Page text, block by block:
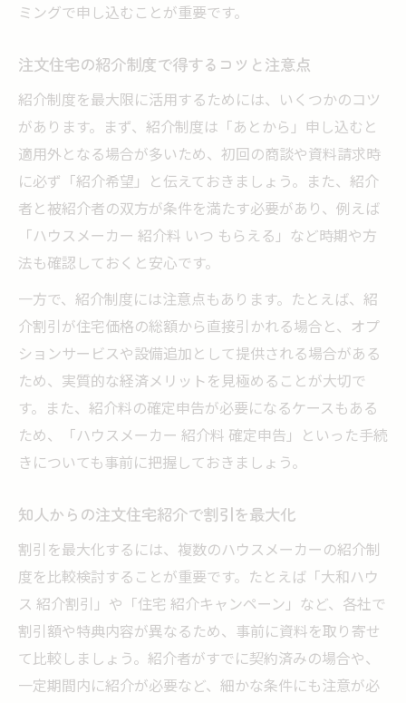
紹介制度が注文住宅購入に与える影響と効
注文住宅の紹介制度を使う際の落とし穴と
対策
注文住宅の割引や謝礼を知人紹介で手堅く狙う
注文住宅の知人紹介で高額割引を得る方法
知人紹介による注文住宅の謝礼金の仕組み
注文住宅紹介割引は本当に意味があるのか
注文住宅の紹介制度で謝礼を受け取るタイ
知人紹介による注文住宅の割引活用法まと
め
ハウスメーカーの紹介制度利用時の注意点まと
め
注文住宅の紹介制度で注意すべきポイント
紹介割引が注文住宅で意味ない理由は本当
注文住宅の紹介制度をあとから適用できる
のか
知人紹介で注文住宅契約時の落とし穴とは
注文住宅で紹介制度利用時のトラブル防止
策
紹介割引や謝礼の受け取り時期を徹底チェック
注文住宅の紹介割引や謝礼の受け取り時期
ミングで申し込むことが重要です。
注文住宅の紹介制度で得するコツと注意点
紹介制度を最大限に活用するためには、いくつかのコツ
があります。まず、紹介制度は「あとから」申し込むと
適用外となる場合が多いため、初回の商談や資料請求時
に必ず「紹介希望」と伝えておきましょう。また、紹介
者と被紹介者の双方が条件を満たす必要があり、例えば
「ハウスメーカー 紹介料 いつ もらえる」など時期や方
法も確認しておくと安心です。
一方で、紹介制度には注意点もあります。たとえば、紹
介割引が住宅価格の総額から直接引かれる場合と、オプ
ションサービスや設備追加として提供される場合がある
ため、実質的な経済メリットを見極めることが大切で
す。また、紹介料の確定申告が必要になるケースもある
ため、「ハウスメーカー 紹介料 確定申告」といった手続
きについても事前に把握しておきましょう。
知人からの注文住宅紹介で割引を最大化
割引を最大化するには、複数のハウスメーカーの紹介制
度を比較検討することが重要です。たとえば「大和ハウ
ス 紹介割引」や「住宅 紹介キャンペーン」など、各社で
割引額や特典内容が異なるため、事前に資料を取り寄せ
て比較しましょう。紹介者がすでに契約済みの場合や、
一定期間内に紹介が必要など、細かな条件にも注意が必